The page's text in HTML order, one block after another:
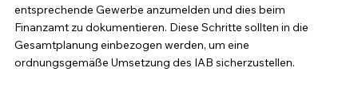
entsprechende Gewerbe anzumelden und dies beim
Finanzamt zu dokumentieren. Diese Schritte sollten in die
Gesamtplanung einbezogen werden, um eine
ordnungsgemäße Umsetzung des IAB sicherzustellen.